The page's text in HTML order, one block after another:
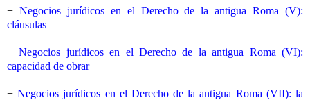
+ Negocios jurídicos en el Derecho de la antigua Roma (V):
cláusulas
+Negocios jurídicos en el Derecho de la antigua Roma (VI):
capacidad de obrar
+Negocios jurídicos en el Derecho de la antigua Roma (VII): la